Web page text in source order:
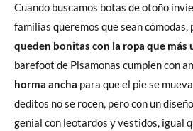
Cuando buscamos botas de otoño
familias queremos que sean cómodas,
queden bonitas con la ropa que más
barefoot de Pisamonas cumplen con
horma ancha para que el pie se
deditos no se rocen, pero con un
genial con leotardos y vestidos, igual